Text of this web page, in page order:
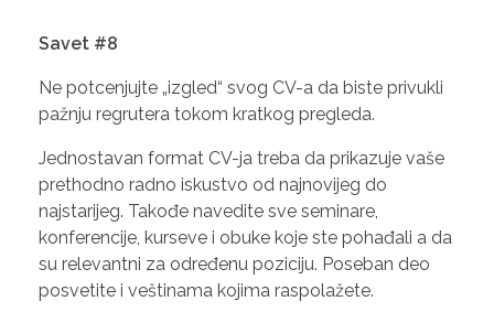
Savet #8
Ne potcenjujte „izgled“ svog CV-a da biste privukli
pažnju regrutera tokom kratkog pregleda.
Jednostavan format CV-ja treba da prikazuje vaše
prethodno radno iskustvo od najnovijeg do
najstarijeg. Takođe navedite sve seminare,
konferencije, kurseve i obuke koje ste pohađali a da
su relevantni za određenu poziciju. Poseban deo
posvetite i veštinama kojima raspolažete.